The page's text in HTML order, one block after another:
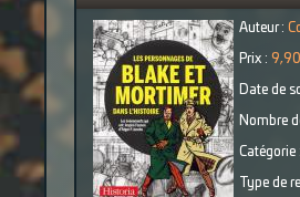
Auteur :
Prix :
Date de
Nombre
Catégorie :
Type de